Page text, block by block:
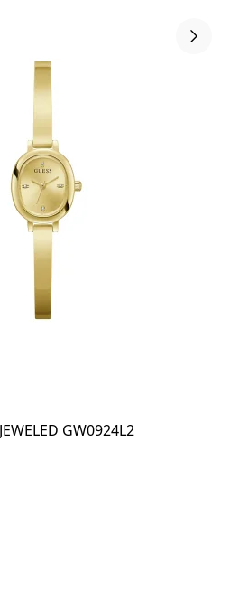
GW0924L2